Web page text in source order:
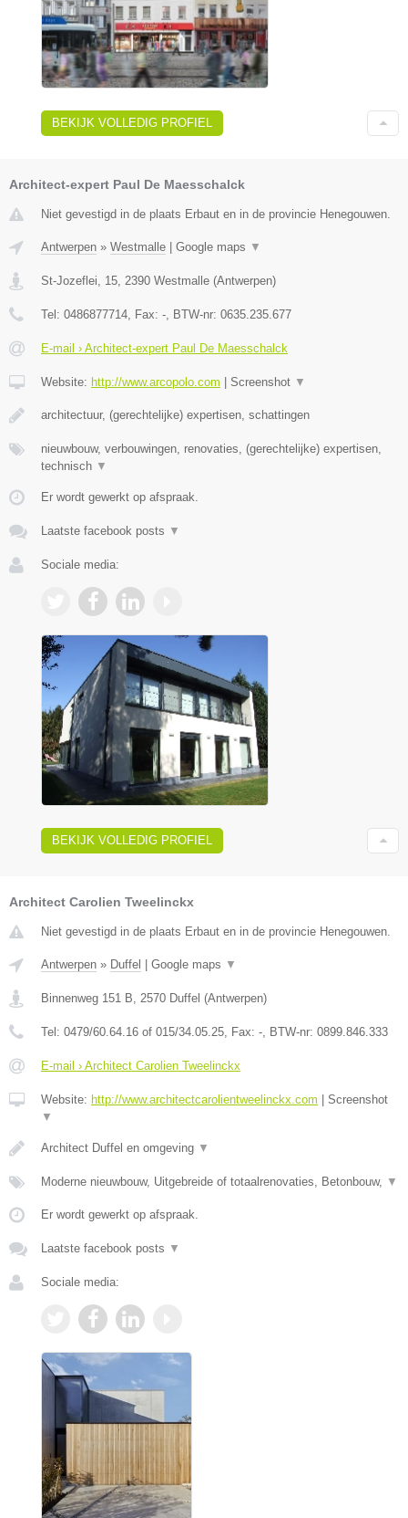
BEKIJK VOLLEDIG PROFIEL
Architect-expert Paul De Maesschalck
Niet gevestigd in de plaats Erbaut en in de provincie Henegouwen.
Antwerpen » Westmalle Google maps ▼
St-Jozeflei, 15, 2390 Westmalle (Antwerpen)
Tel: 0486877714, Fax: -, BTW-nr: 0635.235.677
E-mail › Architect-expert Paul De Maesschalck
Website: http://www.arcopolo.com Screenshot ▼
architectuur, (gerechtelijke) expertisen, schattingen
nieuwbouw, verbouwingen, renovaties, (gerechtelijke) expertisen,
technisch ▼
Er wordt gewerkt op afspraak.
Laatste facebook posts ▼
Sociale media:
BEKIJK VOLLEDIG PROFIEL
Architect Carolien Tweelinckx
Niet gevestigd in de plaats Erbaut en in de provincie Henegouwen.
Antwerpen » Duffel | Google maps ▼
Binnenweg 151 B 2570 Duffel (Antwerpen)
Tel: 0479/60.64.16 of 015/34.05.25 , Fax: - , BTW-nr: 0899.846.333
E-mail › Architect Carolien Tweelinckx
Website: http://www.architectcarolientweelinckx.com | Screenshot
▼
Architect Duffel en omgeving ▼
Moderne nieuwbouw, Uitgebreide of totaalrenovaties, Betonbouw, ▼
Er wordt gewerkt op afspraak.
Laatste facebook posts ▼
Sociale media: